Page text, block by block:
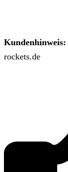
Kundenhinweis:
rockets.de